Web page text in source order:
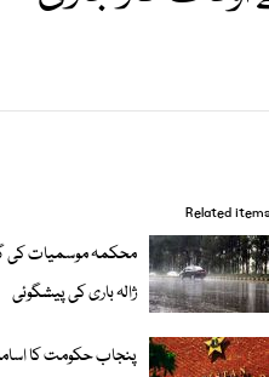
Related items
محکمہ موسمیات کی
ژالہ باری کی پیشگوئی
پنجاب حکومت کا